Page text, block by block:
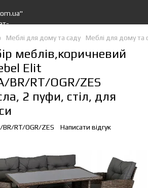
Меблі для дому та саду Меблі для дому та
меблів,коричневий
Elit
BR/RT/OGR/ZES
2 пуфи, стіл, для
RT/OGR/ZES Написати відгук